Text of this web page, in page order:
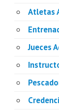
Atletas
Jueces